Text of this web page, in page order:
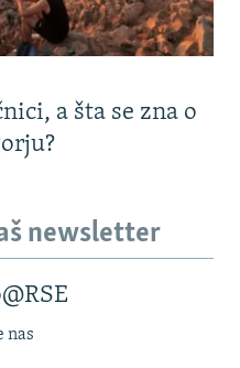
a šta se zna o
newsletter
nas